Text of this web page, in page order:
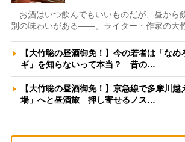
お酒はいつ飲んでもいいものだが、昼から
別の味わいがある――。ライター・作家の大
【大竹聡の昼酒御免！】今の若者は「な
ギ」を知らないって本当？ 昔の…
【大竹聡の昼酒御免！】京急線で多摩川
場」へと昼酒旅 押し寄せるノス…